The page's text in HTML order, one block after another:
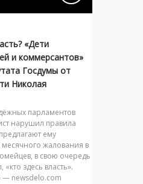
«Дети
и коммерсантов»
Госдумы от
Николая
парламентов
нарушил правила
ему
месячного жалования в
в свою очередь
здесь власть».
— newsdelo.com